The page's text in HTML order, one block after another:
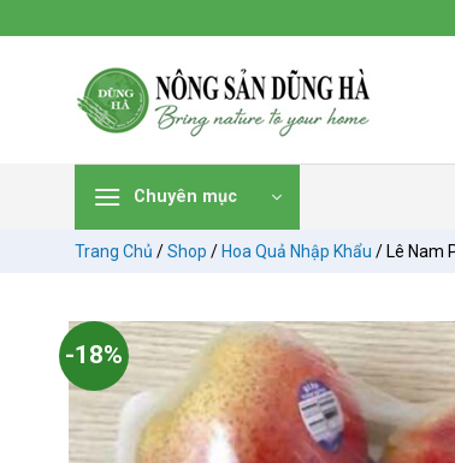
đến
Chuyên mục
Trang Chủ /Shop / Hoa Quả Nhập Khẩu / Lê Nam
-18%